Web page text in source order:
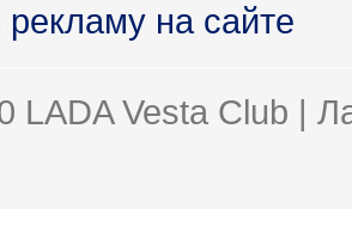
рекламу на сайте
LADA Vesta Club |